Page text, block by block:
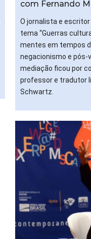
com Fernando
O jornalista e
tema “Guerras
mentes em tempos
negacionismo e pós-
mediação ficou por
professor e tradutor
Schwartz.